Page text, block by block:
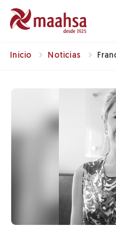
Inicio Noticias
Ley”.